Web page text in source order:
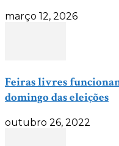
março 12, 2026
Feiras livres
domingo das eleições
outubro 26, 2022